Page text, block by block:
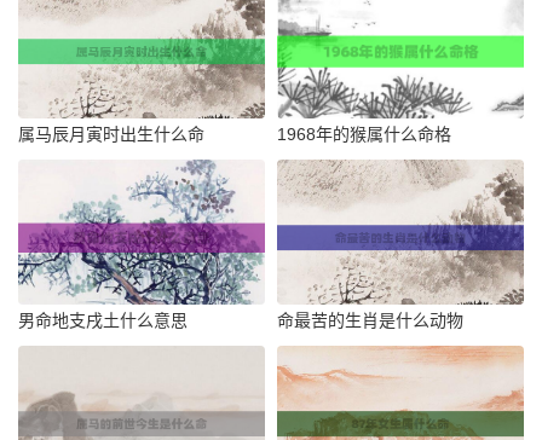
属马辰月寅时出生什么命 1968年的猴属什么命格
男命地支戌土什么意思 命最苦的生肖是什么动物